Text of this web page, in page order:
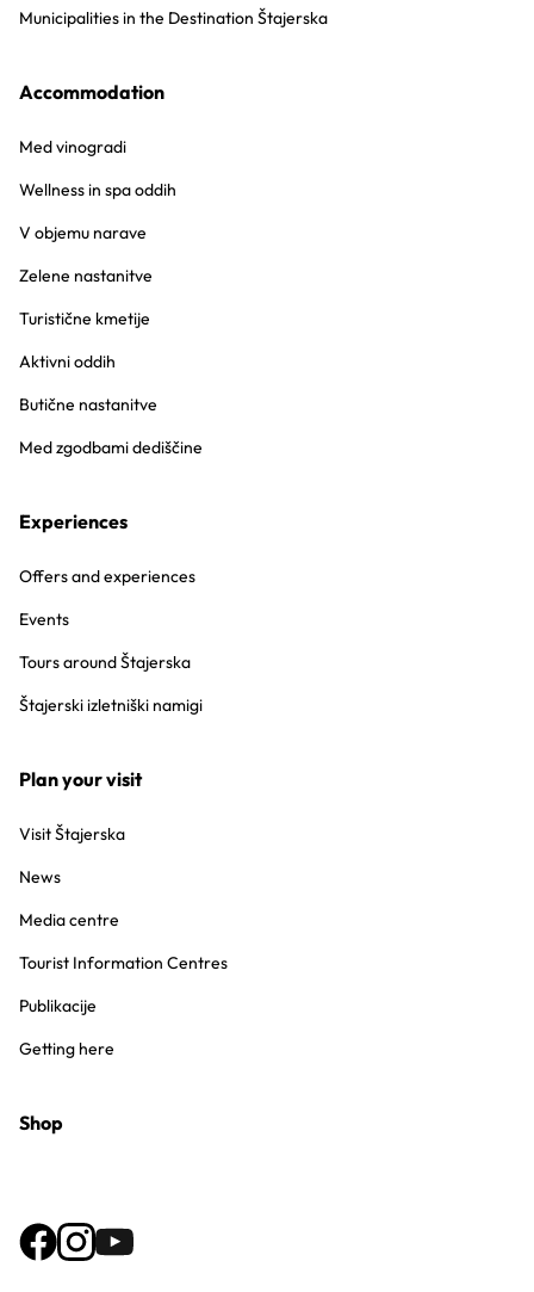
Municipalities in the Destination Štajerska
Accommodation
Med vinogradi
Wellness in spa oddih
V objemu narave
Zelene nastanitve
Turistične kmetije
Aktivni oddih
Butične nastanitve
Med zgodbami dediščine
Experiences
Offers and experiences
Events
Tours around Štajerska
Štajerski izletniški namigi
Plan your visit
Visit Štajerska
News
Media centre
Tourist Information Centres
Publikacije
Getting here
Shop